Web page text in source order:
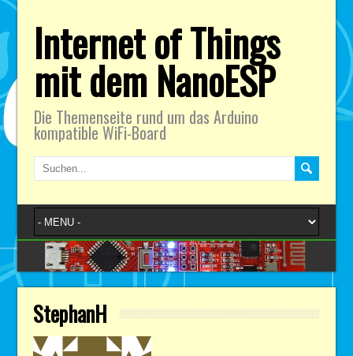
Internet of Things
mit dem NanoESP
Die Themenseite rund um das Arduino
kompatible WiFi-Board
StephanH